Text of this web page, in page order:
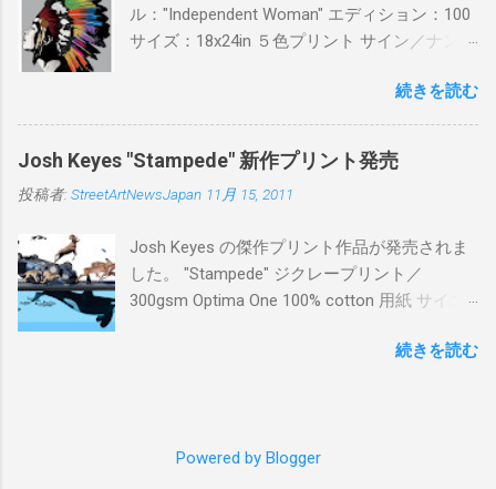
ル："Independent Woman" エディション：100
サイズ：18x24in ５色プリント サイン／ナンバ
ドフィニッシュバージョン（エディション：
25）$125 購入は８月２６日に こちら から
続きを読む
Josh Keyes "Stampede" 新作プリント発売
投稿者: StreetArtNewsJapan 11月 15, 2011
Josh Keyes の傑作プリント作品が発売されま
した。 "Stampede" ジクレープリント／
300gsm Optima One 100% cotton 用紙 サイズ:
ィション：350 価格: $350 + 送料 購入は こち
続きを読む
Powered by Blogger